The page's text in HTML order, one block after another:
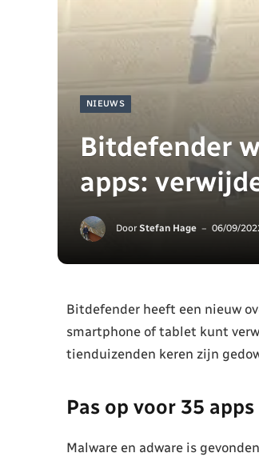
NIEUWS
Bitdefender
apps:
Door Stefan Hage 06/09/
Bitdefender heeft een nieuw
smartphone of tablet kunt
tienduizenden keren zijn
Pas op voor 35 apps
Malware en adware is